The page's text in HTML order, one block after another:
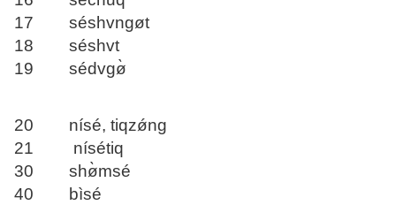
17 séshvngøt
18 séshvt
19 sédvgø̀
20 nísé, tiqzǿng
21 nísétiq
30 shø̀msé
40 bìsé